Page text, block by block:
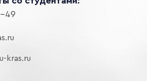
49
kras.ru